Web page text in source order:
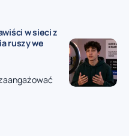
w sieci z
ruszy we